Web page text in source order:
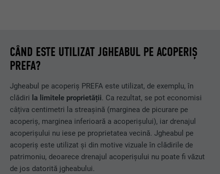
CÂND ESTE UTILIZAT JGHEABUL PE ACOPERIȘ
PREFA?
Jgheabul pe acoperiș PREFA este utilizat, de exemplu, în
clădiri la limitele proprietății. Ca rezultat, se pot economisi
câțiva centimetri la streașină (marginea de picurare pe
acoperiș, marginea inferioară a acoperișului), iar drenajul
acoperișului nu iese pe proprietatea vecină. Jgheabul pe
acoperiș este utilizat și din motive vizuale în clădirile de
patrimoniu, deoarece drenajul acoperișului nu poate fi văzut
de jos datorită jgheabului.